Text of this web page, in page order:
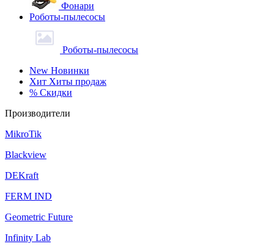
Фонари
Роботы-пылесосы
Роботы-пылесосы
New Новинки
Хит Хиты продаж
% Скидки
Производители
MikroTik
Blackview
DEKraft
FERM IND
Geometric Future
Infinity Lab